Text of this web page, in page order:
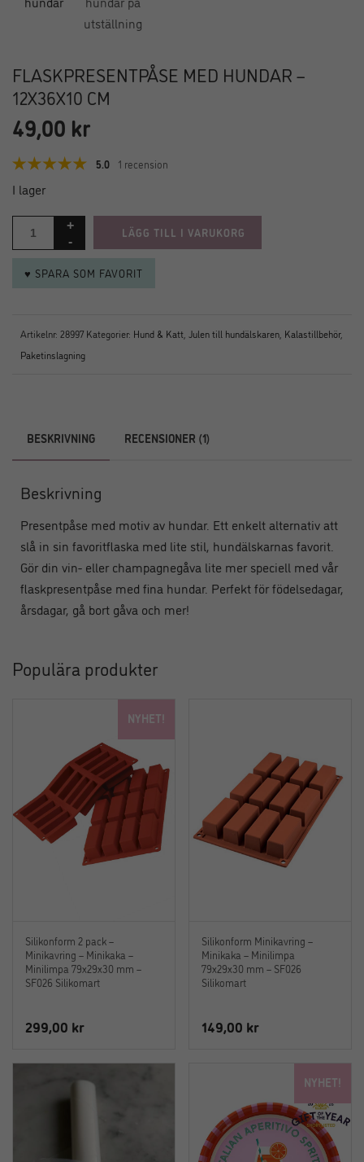
FLASKPRESENTPÅSE MED HUNDAR –
12X36X10 CM
49,00 kr
5.0 1 recension
I lager
LÄGG TILL I VARUKORG
♥ SPARA SOM FAVORIT
Artikelnr: 28997 Kategorier: Hund & Katt Julen till hundälskaren Kalastillbehör,
Paketinslagning
BESKRIVNING RECENSIONER (1)
Beskrivning
Presentpåse med motiv av hundar. Ett enkelt alternativ att
slå in sin favoritflaska med lite stil, hundälskarnas favorit.
Gör din vin- eller champagnegåva lite mer speciell med vår
flaskpresentpåse med fina hundar. Perfekt för födelsedagar,
årsdagar, gå bort gåva och mer!
Populära produkter
NYHET!
Silikonform 2 pack –
Minikavring – Minikaka –
Minilimpa 79x29x30 mm –
SF026 Silikomart
299,00 kr
Silikonform Minikavring –
Minikaka – Minilimpa
79x29x30 mm – SF026
Silikomart
149,00 kr
NYHET!